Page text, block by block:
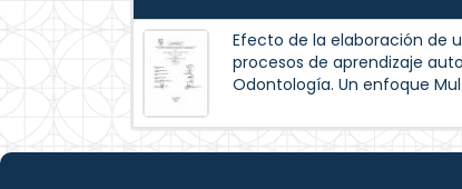
Efecto de la elaboración de
procesos de aprendizaje
Odontología. Un enfoque